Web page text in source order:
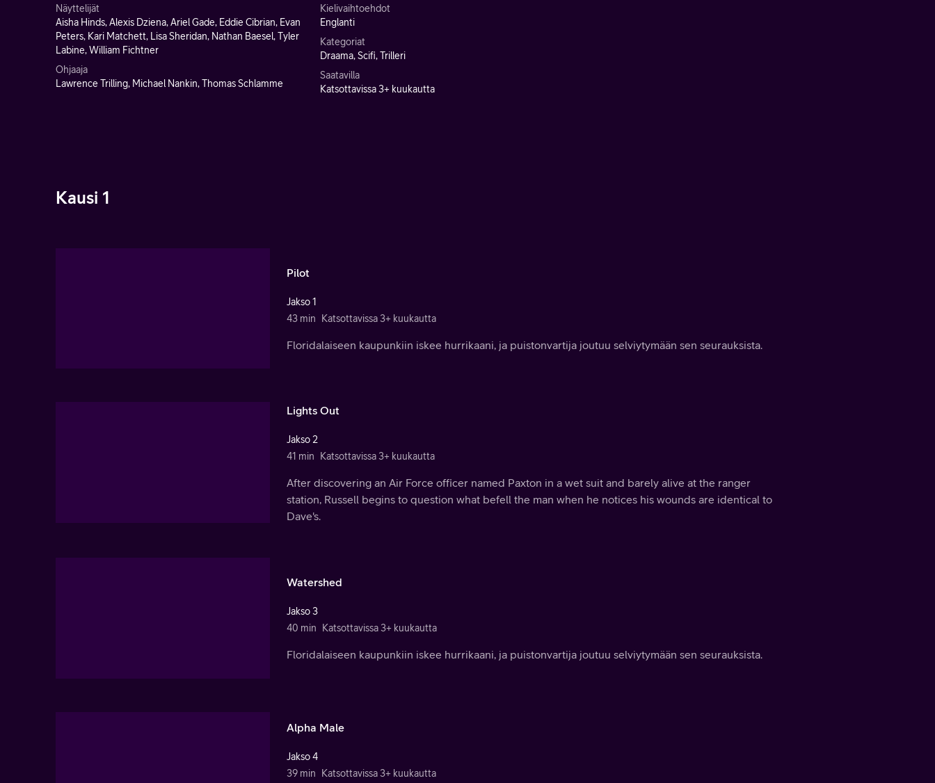
Näyttelijät
Aisha Hinds, Alexis Dziena, Ariel Gade, Eddie Cibrian, Evan
Peters, Kari Matchett, Lisa Sheridan, Nathan Baesel, Tyler
Labine, William Fichtner
Ohjaaja
Lawrence Trilling, Michael Nankin, Thomas Schlamme
Kielivaihtoehdot
Englanti
Kategoriat
Draama, Scifi, Trilleri
Saatavilla
Katsottavissa 3+ kuukautta
Kausi 1
Pilot
Jakso 1
43 min
Katsottavissa 3+ kuukautta
Floridalaiseen kaupunkiin iskee hurrikaani, ja puistonvartija joutuu selviytymään sen seurauksista.
Lights Out
Jakso 2
41 min
Katsottavissa 3+ kuukautta
After discovering an Air Force officer named Paxton in a wet suit and barely alive at the ranger
station, Russell begins to question what befell the man when he notices his wounds are identical to
Dave's.
Watershed
Jakso 3
40 min
Katsottavissa 3+ kuukautta
Floridalaiseen kaupunkiin iskee hurrikaani, ja puistonvartija joutuu selviytymään sen seurauksista.
Alpha Male
Jakso 4
39 min
Katsottavissa 3+ kuukautta